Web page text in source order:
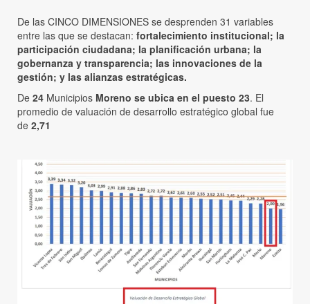
De las CINCO DIMENSIONES se desprenden 31 variables
entre las que se destacan: fortalecimiento institucional; la
participación ciudadana; la planificación urbana; la
gobernanza y transparencia; las innovaciones de la
gestión; y las alianzas estratégicas.
De 24 Municipios Moreno se ubica en el puesto 23. El
promedio de valuación de desarrollo estratégico global fue
de 2,71